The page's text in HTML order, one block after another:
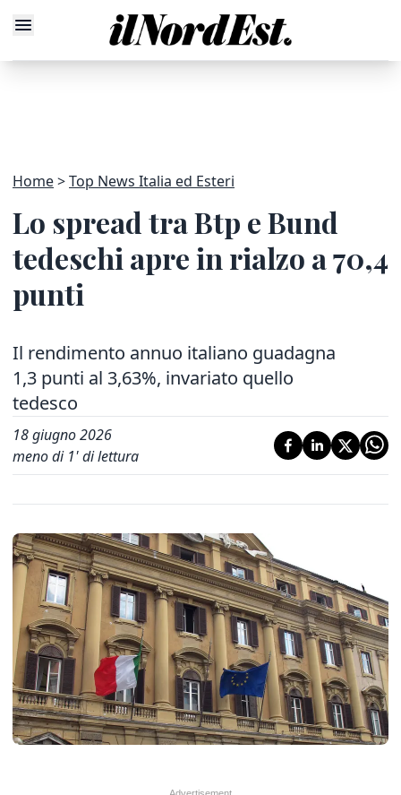
Home Top News Italia ed Esteri
Lo spread tra Btp e Bund
tedeschi apre in rialzo a 70,4
punti
Il rendimento annuo italiano guadagna
1,3 punti al 3,63%, invariato quello
tedesco
18 giugno 2026
meno di 1' di lettura